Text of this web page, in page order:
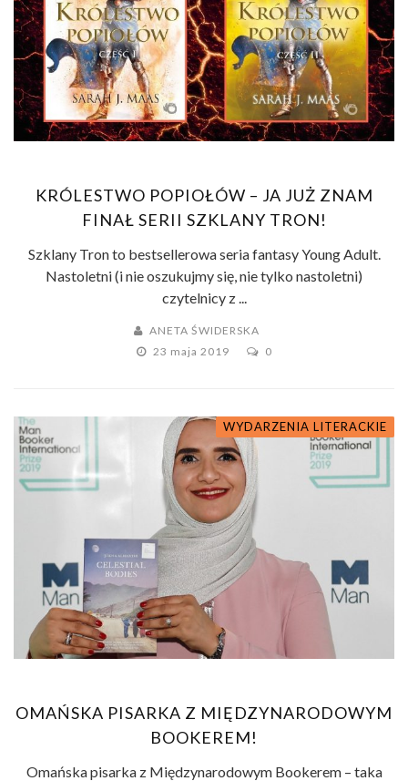
KRÓLESTWO POPIOŁÓW – JA JUŻ ZNAM
FINAŁ SERII SZKLANY TRON!
Szklany Tron to bestsellerowa seria fantasy Young Adult.
Nastoletni (i nie oszukujmy się, nie tylko nastoletni)
czytelnicy z ...
ANETA ŚWIDERSKA
23 maja 2019
0
WYDARZENIA LITERACKIE
OMAŃSKA PISARKA Z MIĘDZYNARODOWYM
BOOKEREM!
Omańska pisarka z Międzynarodowym Bookerem – taka